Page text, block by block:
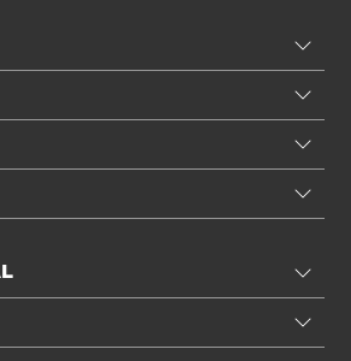
DIN B3
Druckfehler vorbehalten.